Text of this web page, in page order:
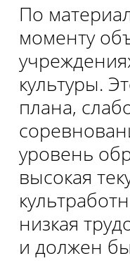
По
моменту
культуры.
плана,
уровень
высокая
низкая
и должен